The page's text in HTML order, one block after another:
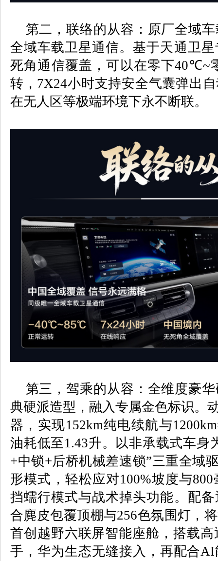
第二，联络的从容：原厂全域
全域车载卫星通信。基于天通卫
死角通信覆盖，可以在零下40℃~
转， 7X24小时支持安全气囊弹出
在无人区等极端环境下永不断联。
第三，驾乘的从容：全维度豪
典硬派造型，融入专属金色标识。
器，实现152km纯电续航与1200km
油耗低至1.43升。以非承载式车身
+中锁+后桥机械差速锁”三重全域
形模式，轻松应对100%坡度与800
挡蠕行模式与战术掉头功能。配
合麂皮包覆顶棚与256色氛围灯，
首创越野六联屏智能座舱，搭载高
手，华为生态无缝接入，再配合AI